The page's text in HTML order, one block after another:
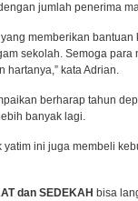
jumlah penerima
memberikan
sekolah. Semoga para
hartanya,” kata Adrian.
berharap tahun
banyak lagi.
ini juga membeli
dan SEDEKAH bisa